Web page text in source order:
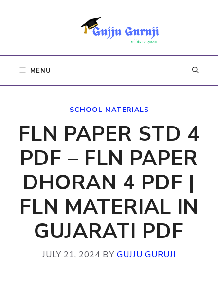
MENU
SCHOOL MATERIALS
FLN PAPER STD 4
PDF – FLN PAPER
DHORAN 4 PDF |
FLN MATERIAL IN
GUJARATI PDF
JULY 21, 2024 BY GUJJU GURUJI